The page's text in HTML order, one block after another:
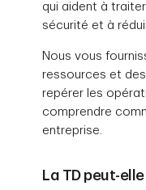
qui aident à
sécurité et à
Nous vous
ressources et
repérer les
comprendre
entreprise.
La TD peut-